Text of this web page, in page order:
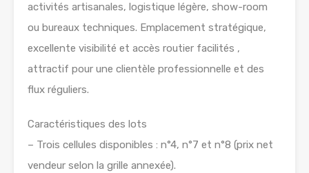
activités artisanales, logistique légère, show-room
ou bureaux techniques. Emplacement stratégique,
excellente visibilité et accès routier facilités ,
attractif pour une clientèle professionnelle et des
flux réguliers.
Caractéristiques des lots
– Trois cellules disponibles : n°4, n°7 et n°8 (prix net
vendeur selon la grille annexée).